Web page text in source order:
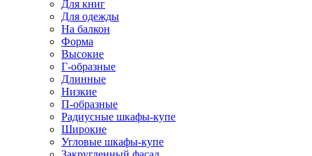
Для книг
Для одежды
На балкон
Форма
Высокие
Г-образные
Длинные
Низкие
П-образные
Радиусные шкафы-купе
Широкие
Угловые шкафы-купе